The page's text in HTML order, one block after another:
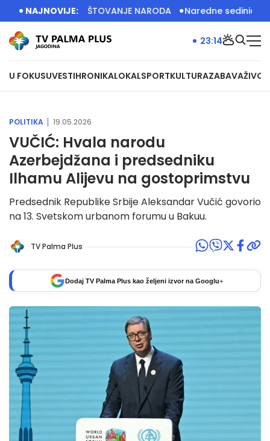
NAJNOVIJE:
VELIKO POŠTOVANJE NARODA Naredne sedinice dizel
U FOKUSUVESTIHRONIKALOKALSPORTKULTURAZABAVAŽIVOT
23:14
POLITIKA 19.05.2026
VUČIĆ: Hvala narodu
Azerbejdžana i predsedniku
Ilhamu Alijevu na gostoprimstvu
Predsednik Republike Srbije Aleksandar Vučić govorio
na 13. Svetskom urbanom forumu u Bakuu.
TV Palma Plus
Dodaj TV Palma Plus kao željeni izvor na Googlu+